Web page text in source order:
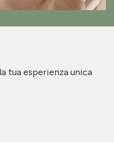
tua esperienza unica